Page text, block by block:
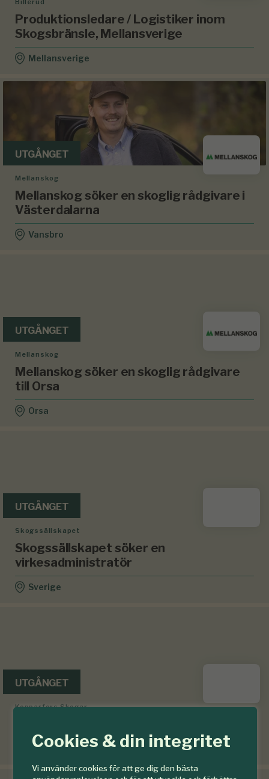
Cookies & din integritet
Vi använder cookies för att ge dig den bästa
Billerud
Produktionsledare / Logistiker inom
Skogsbränsle, Mellansverige
Mellansverige
UTGÅNGET
Mellanskog
Mellanskog söker en skoglig rådgivare i
Västerdalarna
Vansbro
UTGÅNGET
Mellanskog
Mellanskog söker en skoglig rådgivare
till Orsa
Orsa
UTGÅNGET
Skogssällskapet
Skogssällskapet söker en
virkesadministratör
Sverige
UTGÅNGET
Kopparfors Skogar
Falun